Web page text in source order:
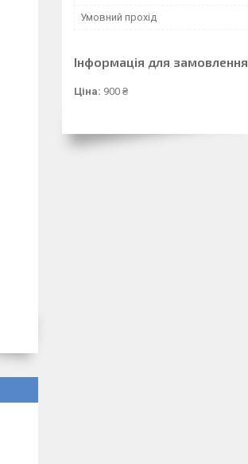
Умовний прохід
Інформація для замовлення
Ціна: 900 ₴